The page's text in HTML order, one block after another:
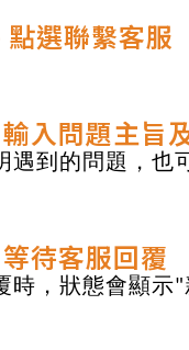
點選聯繫客服
入問題主旨
遇到的問題，也
待客服回覆
時，狀態會顯示